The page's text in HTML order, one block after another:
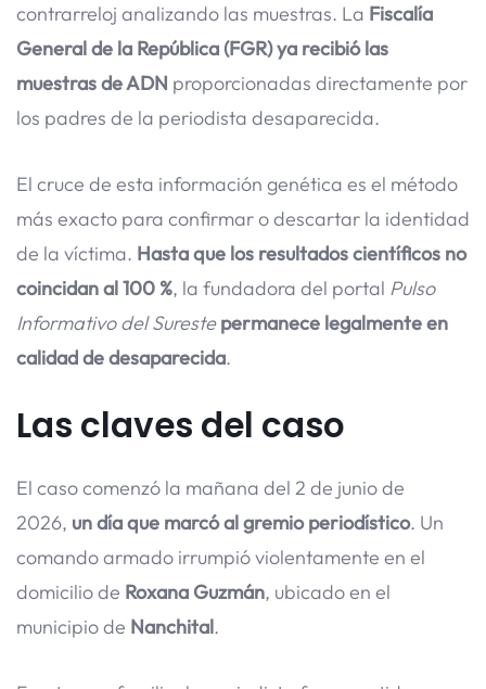
contrarreloj analizando las muestras. La Fiscalía
General de la República (FGR)ya recibió las
muestras de ADN proporcionadas directamente por
los padres de la periodista desaparecida.
El cruce de esta información genética es el método
más exacto para confirmar o descartar la identidad
de la víctima. Hasta que los resultados científicos no
coincidan al 100 %, la fundadora del portal Pulso
Informativo del Surestepermanece legalmente en
calidad de desaparecida.
Las claves del caso
El caso comenzó la mañana del 2 de junio de
2026, un día que marcó al gremio periodístico. Un
comando armado irrumpió violentamente en el
domicilio de Roxana Guzmán, ubicado en el
municipio de Nanchital.